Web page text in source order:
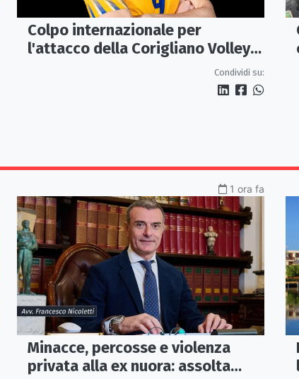
Colpo internazionale per
l'attacco della Corigliano Volley:
arriva l'opposto svedese Johan
Condividi su:
1 ora fa
Minacce, percosse e violenza
privata alla ex nuora: assolta